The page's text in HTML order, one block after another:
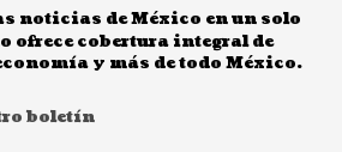
noticias de México en un solo
ofrece cobertura integral de
y más de todo México.
boletín